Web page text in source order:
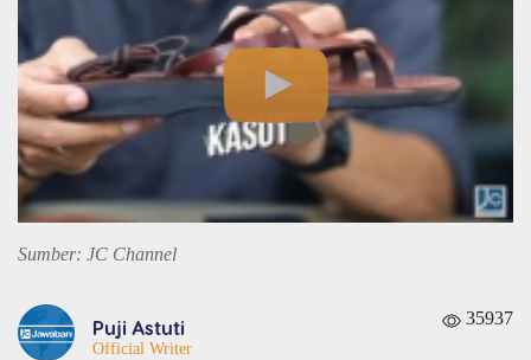
Sumber: JC Channel
Puji Astuti
Official Writer
35937